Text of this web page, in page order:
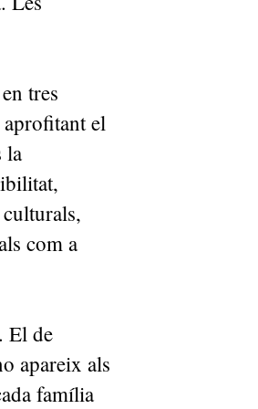
tres
el
la
com a
El de
apareix als
família